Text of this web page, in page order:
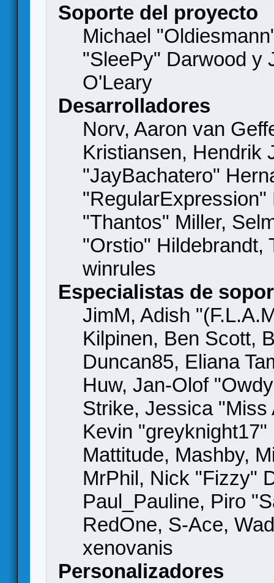
Soporte del proyecto
Michael
"SleePy" Darwood y
O'Leary
Desarrolladores
Norv, Aaron van
Kristiansen, Hendrik
"JayBachatero"
"Thantos" Miller,
"Orstio" Hildebrandt,
winrules
Especialistas de
JimM, Adish
Kilpinen, Ben Scott,
Duncan85, Eliana
Huw, Jan-Olof
Strike, Jessica
Kevin
Mattitude, Mashby,
MrPhil, Nick "Fizzy"
Paul_Pauline, Piro
RedOne, S-Ace,
xenovanis
Personalizadores